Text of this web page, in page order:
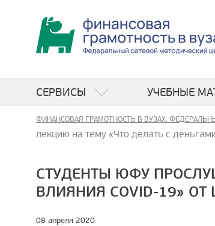
СЕРВИСЫ УЧЕБНЫЕ
ФИНАНСОВАЯ ГРАМОТНОСТЬ В ВУЗАХ.
лекцию на тему «Что делать с
СТУДЕНТЫ ЮФУ
ВЛИЯНИЯ COVID-19»
08 апреля 2020